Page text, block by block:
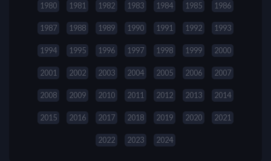
1980 1981 1982 1983 1984 1985 1986
1987 1988 1989 1990 1991 1992 1993
1994 1995 1996 1997 1998 1999 2000
2001 2002 2003 2004 2005 2006 2007
2008 2009 2010 2011 2012 2013 2014
2015 2016 2017 2018 2019 2020 2021
2022 2023 2024